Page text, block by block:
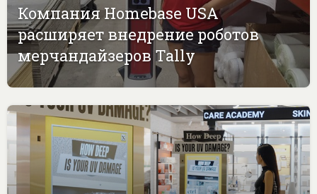
Компания Homebase USA
расширяет внедрение роботов
мерчандайзеров Tally